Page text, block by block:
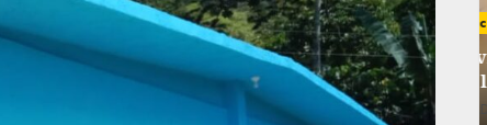
Reviven la historia de Fortín, con exposición
de la cronista Minerva Salas.
JULIO 31, 2026 0